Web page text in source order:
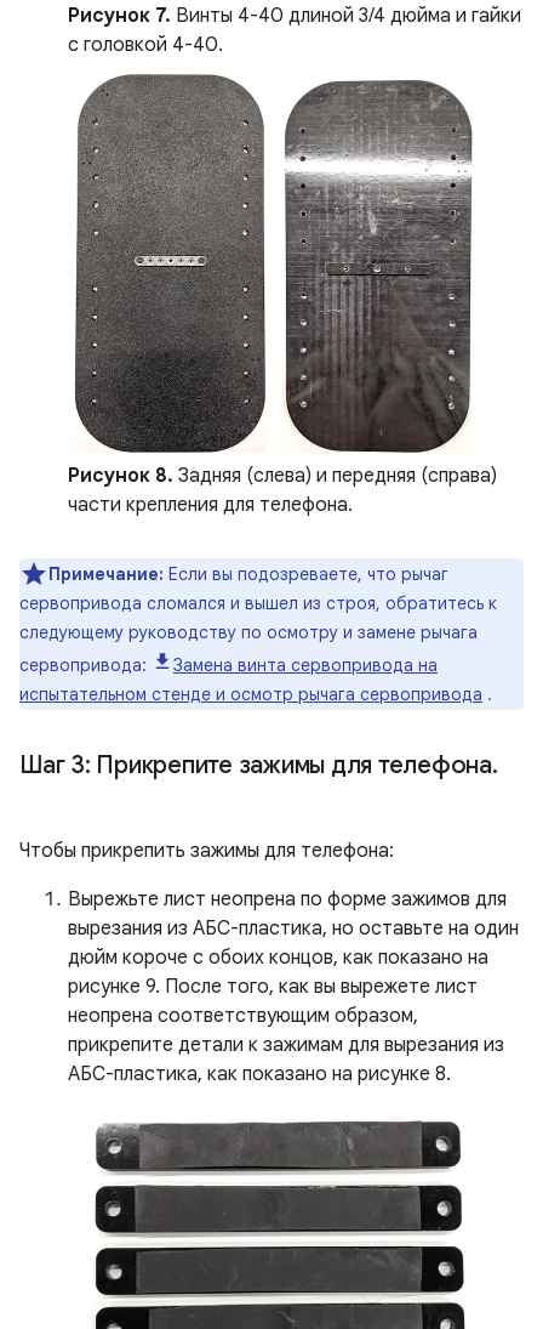
Рисунок 7. Винты 4-40 длиной 3/4 дюйма и гайки
с головкой 4-40.
Рисунок 8. Задняя (слева) и передняя (справа)
части крепления для телефона.
Примечание: Если вы подозреваете, что рычаг
сервопривода сломался и вышел из строя, обратитесь к
следующему руководству по осмотру и замене рычага
сервопривода:
Замена винта сервопривода на
испытательном стенде и осмотр рычага сервопривода .
Шаг 3: Прикрепите зажимы для телефона.
Чтобы прикрепить зажимы для телефона:
Вырежьте лист неопрена по форме зажимов для
вырезания из АБС-пластика, но оставьте на один
дюйм короче с обоих концов, как показано на
рисунке 9. После того, как вы вырежете лист
неопрена соответствующим образом,
прикрепите детали к зажимам для вырезания из
АБС-пластика, как показано на рисунке 8.